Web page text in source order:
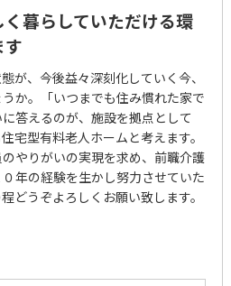
暮らしていただける環
す
が、今後益々深刻化していく今、
か。「いつまでも住み慣れた家で
答えるのが、施設を拠点として
宅型有料老人ホームと考えます。
やりがいの実現を求め、前職介護
年の経験を生かし努力させていた
どうぞよろしくお願い致します。